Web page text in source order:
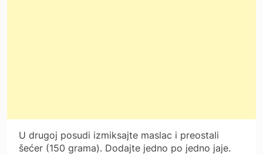
U drugoj posudi izmiksajte maslac i preostali
šećer (150 grama). Dodajte jedno po jedno jaje.